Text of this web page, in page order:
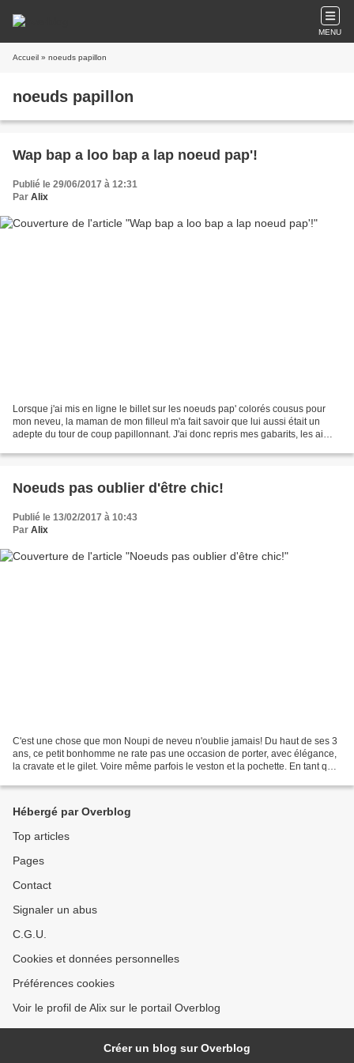
MENU
Accueil » noeuds papillon
noeuds papillon
Wap bap a loo bap a lap noeud pap'!
Publié le 29/06/2017 à 12:31
Par Alix
Lorsque j'ai mis en ligne le billet sur les noeuds pap' colorés cousus pour
mon neveu, la maman de mon filleul m'a fait savoir que lui aussi était un
adepte du tour de coup papillonnant. J'ai donc repris mes gabarits, les ai
Noeuds pas oublier d'être chic!
Publié le 13/02/2017 à 10:43
Par Alix
C'est une chose que mon Noupi de neveu n'oublie jamais! Du haut de ses 3
ans, ce petit bonhomme ne rate pas une occasion de porter, avec élégance,
la cravate et le gilet. Voire même parfois le veston et la pochette. En tant que
Hébergé par Overblog
Top articles
Pages
Contact
Signaler un abus
C.G.U.
Cookies et données personnelles
Préférences cookies
Voir le profil de Alix sur le portail Overblog
Créer un blog sur Overblog